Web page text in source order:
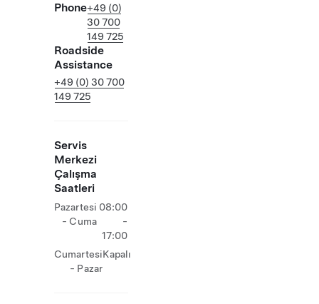
Phone+49 (0)
30 700
149 725
Roadside
Assistance
+49 (0) 30 700
149 725
Servis
Merkezi
Çalışma
Saatleri
Pazartesi
- Cuma
08:00
-
17:00
Cumartesi
- Pazar
Kapalı